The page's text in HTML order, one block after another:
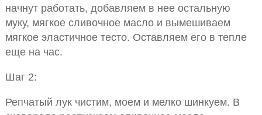
начнут работать, добавляем в нее остальную
муку, мягкое сливочное масло и вымешиваем
мягкое эластичное тесто. Оставляем его в тепле
еще на час.
Шаг 2:
Репчатый лук чистим, моем и мелко шинкуем. В